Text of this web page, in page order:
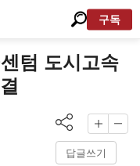
구독
텀 도시고속
답글쓰기